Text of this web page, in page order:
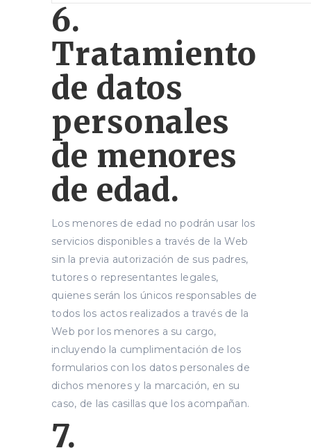
6.
Tratamiento
de datos
personales
de menores
de edad.
Los menores de edad no podrán usar los
servicios disponibles a través de la Web
sin la previa autorización de sus padres,
tutores o representantes legales,
quienes serán los únicos responsables de
todos los actos realizados a través de la
Web por los menores a su cargo,
incluyendo la cumplimentación de los
formularios con los datos personales de
dichos menores y la marcación, en su
caso, de las casillas que los acompañan.
7.